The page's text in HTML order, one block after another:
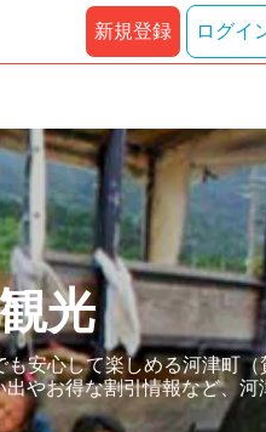
新規登録 ログイ
光
安心して楽しめる河津町（
やお得な割引情報など、河